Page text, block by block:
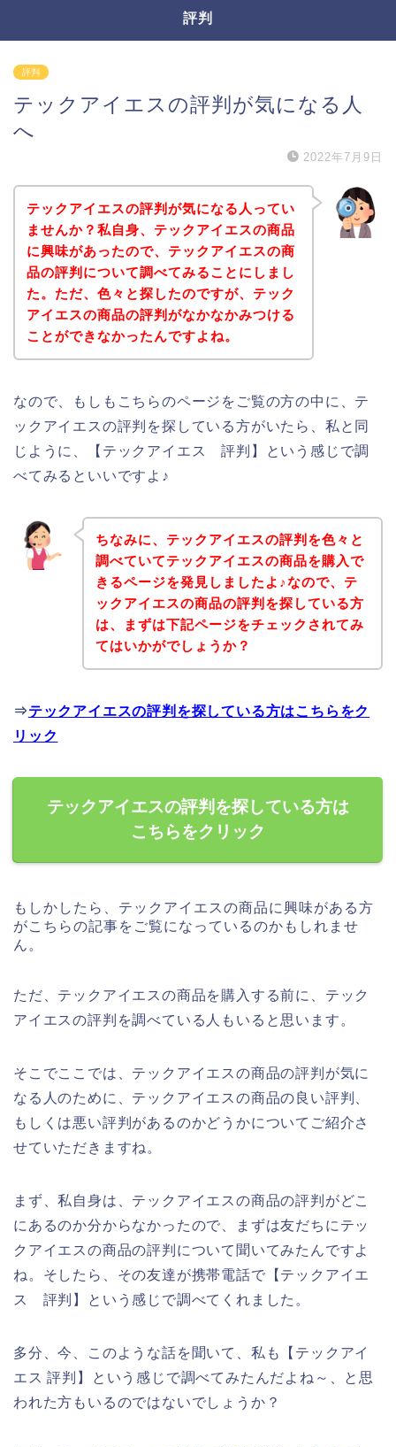
評判
評判
テックアイエスの評判が気になる人
へ
2022年7月9日
テックアイエスの評判が気になる人ってい
ませんか？私自身、テックアイエスの商品
に興味があったので、テックアイエスの商
品の評判について調べてみることにしまし
た。ただ、色々と探したのですが、テック
アイエスの商品の評判がなかなかみつける
ことができなかったんですよね。
なので、もしもこちらのページをご覧の方の中に、テ
ックアイエスの評判を探している方がいたら、私と同
じように、【テックアイエス 評判】という感じで調
べてみるといいですよ♪
ちなみに、テックアイエスの評判を色々と
調べていてテックアイエスの商品を購入で
きるページを発見しましたよ♪なので、テ
ックアイエスの商品の評判を探している方
は、まずは下記ページをチェックされてみ
てはいかがでしょうか？
⇒テックアイエスの評判を探している方はこちらをク
リック
テックアイエスの評判を探している方は
こちらをクリック
もしかしたら、テックアイエスの商品に興味がある方
がこちらの記事をご覧になっているのかもしれませ
ん。
ただ、テックアイエスの商品を購入する前に、テック
アイエスの評判を調べている人もいると思います。
そこでここでは、テックアイエスの商品の評判が気に
なる人のために、テックアイエスの商品の良い評判、
もしくは悪い評判があるのかどうかについてご紹介さ
せていただきますね。
まず、私自身は、テックアイエスの商品の評判がどこ
にあるのか分からなかったので、まずは友だちにテッ
クアイエスの商品の評判について聞いてみたんですよ
ね。そしたら、その友達が携帯電話で【テックアイエ
ス 評判】という感じで調べてくれました。
多分、今、このような話を聞いて、私も【テックアイ
エス 評判】という感じで調べてみたんだよね～、と思
われた方もいるのではないでしょうか？